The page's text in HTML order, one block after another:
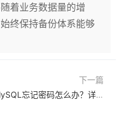
着业务数据量的增
终保持备份体系能够
下一篇
MySQL忘记密码怎么办？详细重置root密码步骤教程